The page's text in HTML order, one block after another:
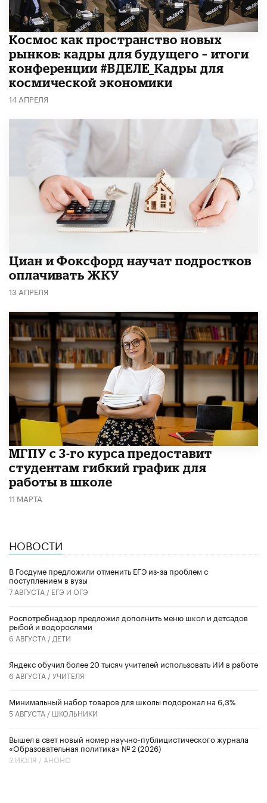
Космос как пространство новых
рынков: кадры для будущего – итоги
конференции #ВДЕЛЕ_Кадры для
космической экономики
14 АПРЕЛЯ
Циан и Фоксфорд научат подростков
оплачивать ЖКУ
13 АПРЕЛЯ
МГПУ с 3-го курса предоставит
студентам гибкий график для
работы в школе
11 МАРТА
НОВОСТИ
В Госдуме предложили отменить ЕГЭ из-за проблем с
поступлением в вузы
7 АВГУСТА / ЕГЭ И ОГЭ
Роспотребнадзор предложил дополнить меню школ и детсадов
рыбой и водорослями
6 АВГУСТА / ДЕТИ
​Яндекс обучил более 20 тысяч учителей использовать ИИ в работе
6 АВГУСТА /УЧИТЕЛЯ
Минимальный набор товаров для школы подорожал на 6,3%
5 АВГУСТА / ШКОЛЬНИКИ
Вышел в свет новый номер научно-публицистического журнала
«Образовательная политика» № 2 (2026)
3 ИЮЛЯ / АНОНС